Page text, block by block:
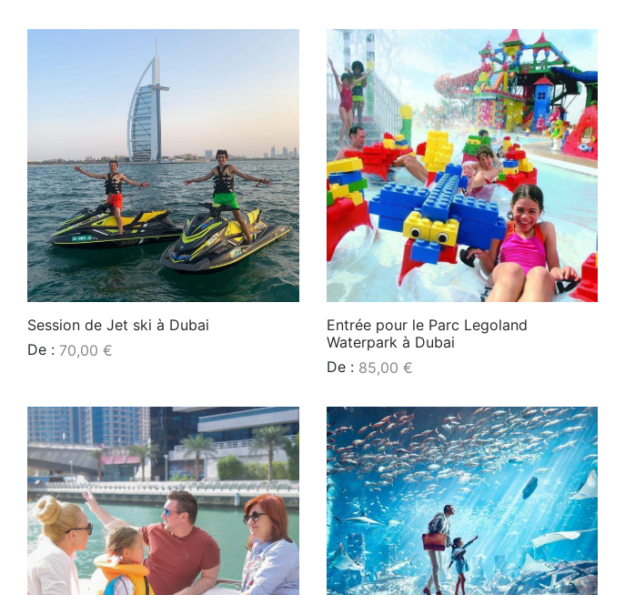
Session de Jet ski à Dubai
De : 70,00 €
Entrée pour le Parc Legoland
Waterpark à Dubai
De : 85,00 €